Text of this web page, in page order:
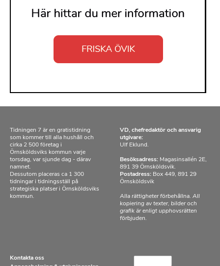
Tidningen 7 är en gratistidning
som kommer till alla hushåll och
cirka 2 500 företag i
Örnsköldsviks kommun varje
torsdag, var sjunde dag - därav
namnet.
Dessutom placeras ca 1 300
tidningar i tidningsställ på
strategiska platser i Örnsköldsviks
kommun.
VD, chefredaktör och ansvarig
utgivare:
Ulf Eklund.
Besöksadress: Magasinsallén 2E,
891 39 Örnsköldsvik.
Postadress: Box 449, 891 29
Örnsköldsvik
Alla rättigheter förbehållna. All
kopiering av texter, bilder och
grafik är enligt upphovsrätten
förbjuden.
Kontakta oss